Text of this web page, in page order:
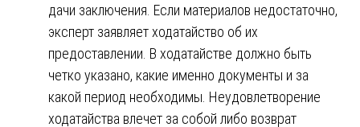
дачи заключения. Если материалов недостаточно,
эксперт заявляет ходатайство об их
предоставлении. В ходатайстве должно быть
четко указано, какие именно документы и за
какой период необходимы. Неудовлетворение
ходатайства влечет за собой либо возврат